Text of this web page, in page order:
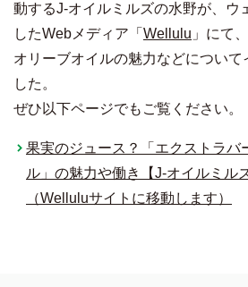
動するJ-オイルミルズの水野が、ウ
したWebメディア「 Wellulu 」にて
オリーブオイルの魅力などについて
した。
ぜひ以下ページでもご覧ください。
果実のジュース？「エクストラバ
ル」の魅力や働き【J-オイルミルズ
（Welluluサイトに移動します）